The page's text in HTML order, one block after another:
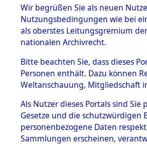
BESTÄNDE
1.
Inhaftierungsdoku
mente
1.2.9 Beim ITS
Effekten
1.2.9.1
Effekten aus
dem KZ
Dachau
Wir begrüßen Sie als neuen
Nutzungsbedingungen wie bei
als oberstes Leitungsgremium
nationalen Archivrecht.
Bitte beachten Sie, dass dieses
Personen enthält. Dazu können
Weltanschauung, Mitgliedschaft
Als Nutzer dieses Portals sind
Gesetze und die
personenbezogene Daten
Sammlungen erscheinen,